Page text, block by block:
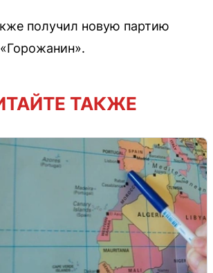
получил новую партию
ТАКЖЕ